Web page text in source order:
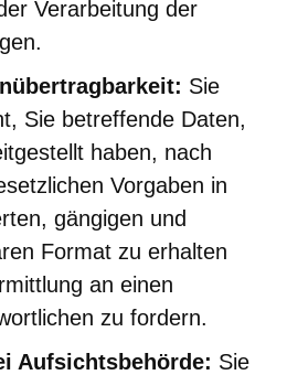
Verarbeitung der
Sie
Sie betreffende Daten,
haben, nach
Vorgaben in
gängigen und
Format zu erhalten
an einen
zu fordern.
Aufsichtsbehörde: Sie